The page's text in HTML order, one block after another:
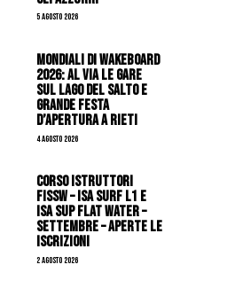
5 Agosto 2026
Mondiali di Wakeboard
2026: al via le gare
sul Lago del Salto e
grande festa
d’apertura a Rieti
4 Agosto 2026
CORSO ISTRUTTORI
FISSW – ISA SURF L1 e
ISA SUP Flat Water –
SETTEMBRE – APERTE LE
ISCRIZIONI
2 Agosto 2026